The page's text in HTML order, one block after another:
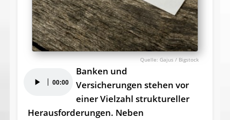
Gajus / Bigstock
Player 00:00
Banken und
Versicherungen stehen vor
einer Vielzahl struktureller
Herausforderungen. Neben